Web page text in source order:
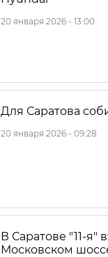
20 января 2026 - 13:00
Для Саратова
20 января 2026 - 09:28
В Саратове "11-я"
Московском